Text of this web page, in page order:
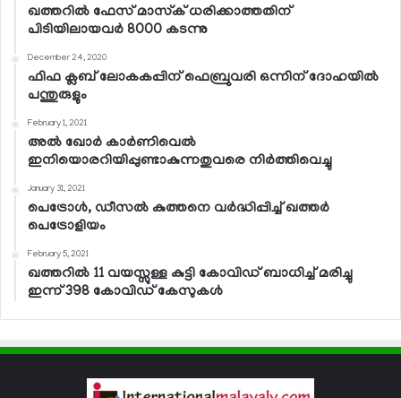
ഖത്തറില്‍ ഫേസ് മാസ്‌ക് ധരിക്കാത്തതിന്
പിടിയിലായവര്‍ 8000 കടന്നു
December 24, 2020
ഫിഫ ക്ലബ് ലോകകപ്പിന് ഫെബ്രുവരി ഒന്നിന് ദോഹയില്‍
പന്തുരുളും
February 1, 2021
അല്‍ ഖോര്‍ കാര്‍ണിവെല്‍
ഇനിയൊരറിയിപ്പുണ്ടാകുന്നതുവരെ നിര്‍ത്തിവെച്ചു
January 31, 2021
പെട്രോള്‍, ഡീസല്‍ കുത്തനെ വര്‍ദ്ധിപ്പിച്ച് ഖത്തര്‍
പെട്രോളിയം
February 5, 2021
ഖത്തറില്‍ 11 വയസ്സുള്ള കുട്ടി കോവിഡ് ബാധിച്ച് മരിച്ചു
ഇന്ന് 398 കോവിഡ് കേസുകള്‍